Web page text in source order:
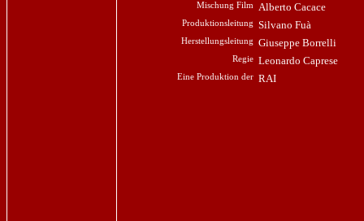
Mischung Film Alberto Cacace
Produktionsleitung Silvano Fuà
Herstellungsleitung Giuseppe Borrelli
Regie Leonardo Caprese
Eine Produktion der RAI